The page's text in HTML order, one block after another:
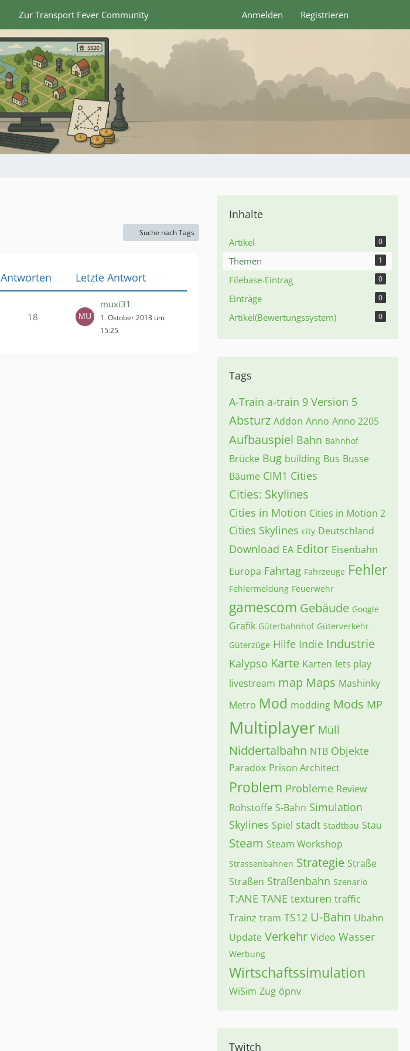
Zur Transport Fever Community Anmelden Registrieren
Suche nach Tags
Antworten Letzte Antwort
18
muxi31
1. Oktober 2013 um
15:25
Inhalte
Artikel 0
Themen 1
Filebase-Eintrag 0
Einträge 0
Artikel(Bewertungssystem) 0
Tags
A-Train a-train 9 Version 5
Absturz Addon Anno Anno 2205
Aufbauspiel Bahn Bahnhof
Brücke Bug building Bus Busse
Bäume CIM1 Cities
Cities: Skylines
Cities in Motion Cities in Motion 2
Cities Skylines city Deutschland
Download EA Editor Eisenbahn
Europa Fahrtag Fahrzeuge Fehler
Fehlermeldung Feuerwehr
gamescom Gebäude Google
Grafik Güterbahnhof Güterverkehr
Güterzüge Hilfe Indie Industrie
Kalypso Karte Karten lets play
livestream map Maps Mashinky
Metro Mod modding Mods MP
Multiplayer Müll
Niddertalbahn NTB Objekte
Paradox Prison Architect
Problem Probleme Review
Rohstoffe S-Bahn Simulation
Skylines Spiel stadt Stadtbau Stau
Steam Steam Workshop
Strassenbahnen Strategie Straße
Straßen Straßenbahn Szenario
T:ANE TANE texturen traffic
Trainz tram TS12 U-Bahn Ubahn
Update Verkehr Video Wasser
Werbung
Wirtschaftssimulation
WiSim Zug öpnv
Twitch